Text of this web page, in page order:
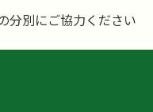
分別にご協力ください